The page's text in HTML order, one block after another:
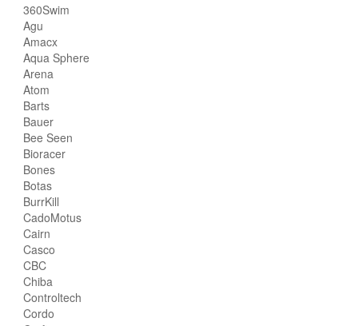
360Swim
Agu
Amacx
Aqua Sphere
Arena
Atom
Barts
Bauer
Bee Seen
Bioracer
Bones
Botas
BurrKill
CadoMotus
Cairn
Casco
CBC
Chiba
Controltech
Cordo